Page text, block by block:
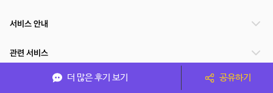
더 많은 후기 보기 공유하기
서비스 안내
관련 서비스